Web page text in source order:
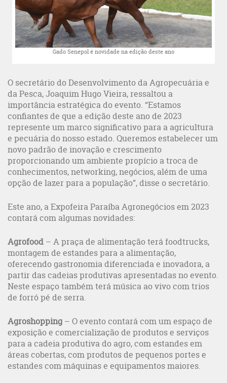
Gado Senepol é novidade na edição deste ano
O secretário do Desenvolvimento da Agropecuária e
da Pesca, Joaquim Hugo Vieira, ressaltou a
importância estratégica do evento. “Estamos
confiantes de que a edição deste ano de 2023
represente um marco significativo para a agricultura
e pecuária do nosso estado. Queremos estabelecer um
novo padrão de inovação e crescimento
proporcionando um ambiente propício a troca de
conhecimentos, networking, negócios, além de uma
opção de lazer para a população”, disse o secretário.
Este ano, a Expofeira Paraíba Agronegócios em 2023
contará com algumas novidades:
Agrofood – A praça de alimentação terá foodtrucks,
montagem de estandes para a alimentação,
oferecendo gastronomia diferenciada e inovadora, a
partir das cadeias produtivas apresentadas no evento.
Neste espaço também terá música ao vivo com trios
de forró pé de serra.
Agroshopping – O evento contará com um espaço de
exposição e comercialização de produtos e serviços
para a cadeia produtiva do agro, com estandes em
áreas cobertas, com produtos de pequenos portes e
estandes com máquinas e equipamentos maiores.